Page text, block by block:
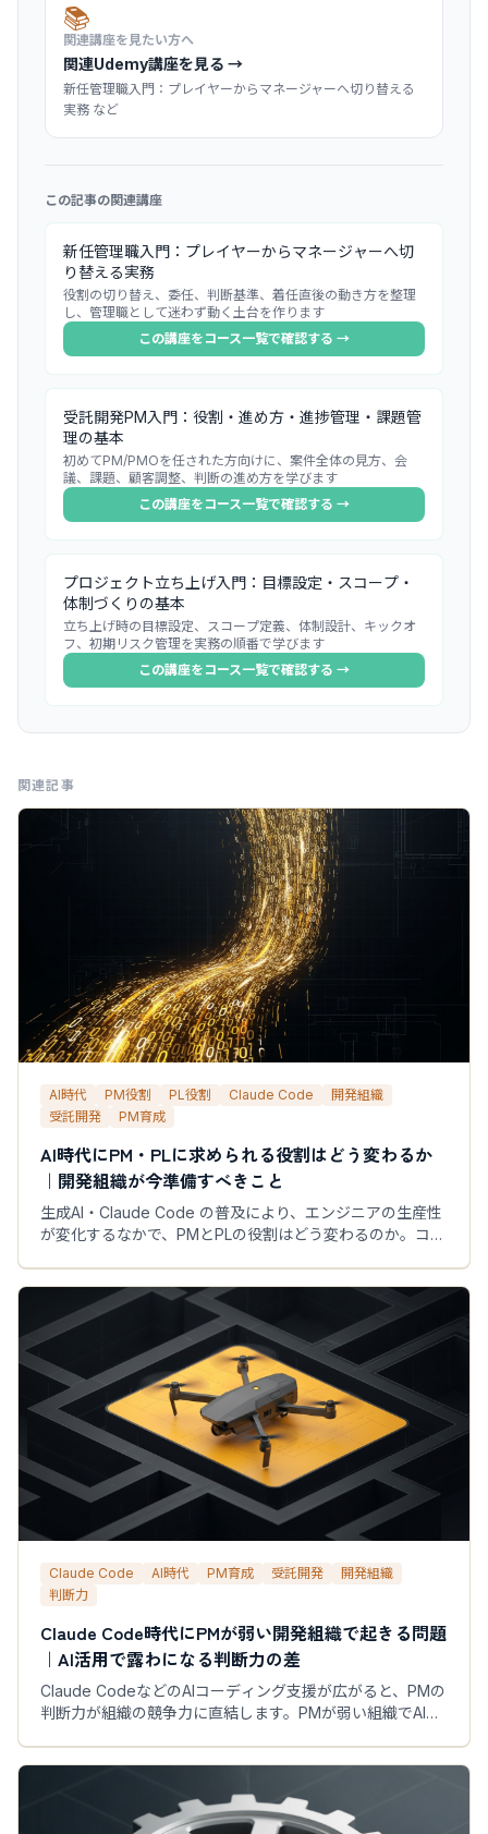
📚
関連講座を見たい方へ
関連Udemy講座を見る →
新任管理職入門：プレイヤーからマネージャーへ切り替える
実務 など
この記事の関連講座
新任管理職入門：プレイヤーからマネージャーへ切
り替える実務
役割の切り替え、委任、判断基準、着任直後の動き方を整理
し、管理職として迷わず動く土台を作ります
この講座をコース一覧で確認する →
受託開発PM入門：役割・進め方・進捗管理・課題管
理の基本
初めてPM/PMOを任された方向けに、案件全体の見方、会
議、課題、顧客調整、判断の進め方を学びます
この講座をコース一覧で確認する →
プロジェクト立ち上げ入門：目標設定・スコープ・
体制づくりの基本
立ち上げ時の目標設定、スコープ定義、体制設計、キックオ
フ、初期リスク管理を実務の順番で学びます
この講座をコース一覧で確認する →
関連記事
AI時代 PM役割 PL役割 Claude Code
開発組織
受託開発
PM育成
AI時代にPM・PLに求められる役割はどう変わるか
｜開発組織が今準備すべきこと
生成AI・Claude Code の普及により、エンジニアの生産性
が変化するなかで、PMとPLの役割はどう変わるのか。コー
Claude Code AI時代 PM育成 受託開発
開発組織
判断力
Claude Code時代にPMが弱い開発組織で起きる問題
｜AI活用で露わになる判断力の差
Claude CodeなどのAIコーディング支援が広がると、PMの
判断力が組織の競争力に直結します。PMが弱い組織でAIツ